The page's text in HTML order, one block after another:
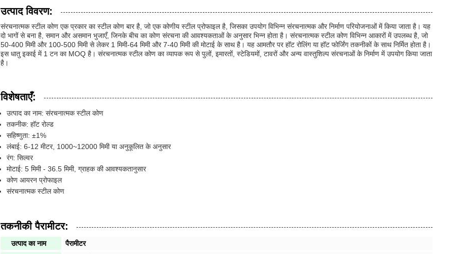
उत्पाद विवरण:
संरचनात्मक स्टील कोण एक प्रकार का स्टील कोण बार है, जो एक कोणीय स्टील प्रोफाइल है, जिसका उपयोग विभिन्न संरचनात्मक और निर्माण परियोजनाओं में किया जाता है। यह
दो भागों से बना है, समान और असमान भुजाएँ, जिनके बीच का कोण संरचना की आवश्यकताओं के अनुसार भिन्न होता है। संरचनात्मक स्टील कोण विभिन्न आकारों में उपलब्ध है, जो
50-400 मिमी और 100-500 मिमी से लेकर 1 मिमी-64 मिमी और 7-40 मिमी की मोटाई के साथ है। यह आमतौर पर हॉट रोलिंग या हॉट फोर्जिंग तकनीकों के साथ निर्मित होता है।
इस धातु इकाई में 1 टन का MOQ है। संरचनात्मक स्टील कोण का व्यापक रूप से पुलों, इमारतों, स्टेडियमों, टावरों और अन्य वास्तुशिल्प संरचनाओं के निर्माण में उपयोग किया जाता
है।
विशेषताएँ:
उत्पाद का नाम: संरचनात्मक स्टील कोण
तकनीक: हॉट रोल्ड
सहिष्णुता: ±1%
लंबाई: 6-12 मीटर, 1000~12000 मिमी या अनुकूलित के अनुसार
रंग: सिल्वर
मोटाई: 5 मिमी - 36.5 मिमी, ग्राहक की आवश्यकतानुसार
कोण आयरन प्रोफाइल
संरचनात्मक स्टील कोण
तकनीकी पैरामीटर:
उत्पाद का नाम पैरामीटर